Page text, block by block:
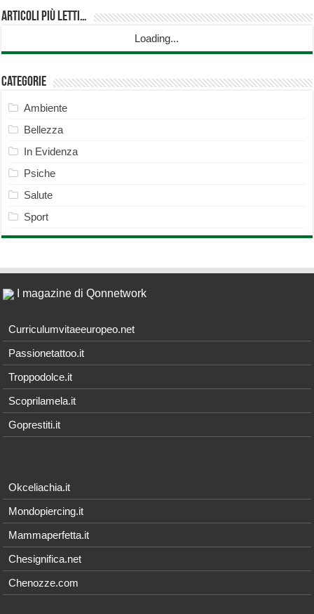
Articoli più Letti…
Loading...
Categorie
Ambiente
Bellezza
In Evidenza
Psiche
Salute
Sport
I magazine di Qonnetwork
Curriculumvitaeeuropeo.net
Passionetattoo.it
Troppodolce.it
Scoprilamela.it
Goprestiti.it
Okceliachia.it
Mondopiercing.it
Mammaperfetta.it
Chesignifica.net
Chenozze.com